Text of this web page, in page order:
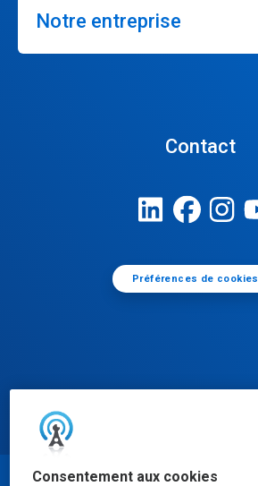
Consentement aux cookies
Notre entreprise
Contact
Préférences de cookies